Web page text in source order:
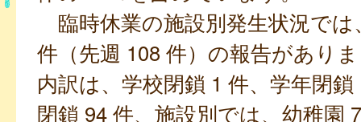
臨時休業の施設別発生状況では
件（先週 108 件）の報告があり
内訳は、学校閉鎖 1 件、学年閉
閉鎖 94 件、施設別では、幼稚園